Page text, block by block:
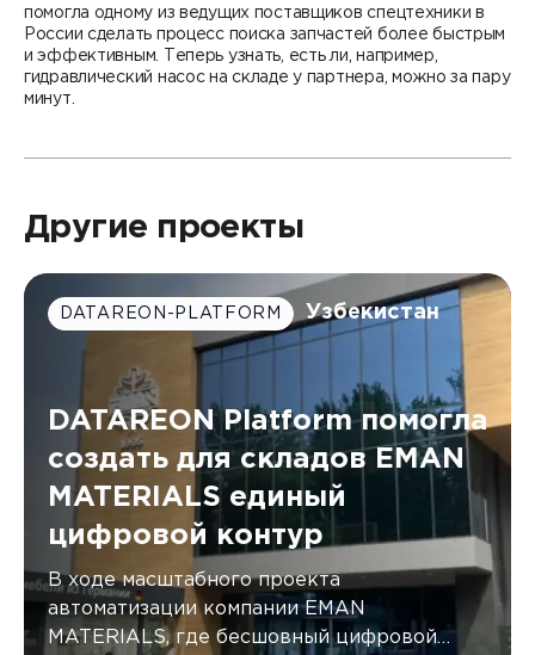
помогла одному из ведущих поставщиков спецтехники в
России сделать процесс поиска запчастей более быстрым
и эффективным. Теперь узнать, есть ли, например,
гидравлический насос на складе у партнера, можно за пару
минут.
Другие проекты
DATAREON-PLATFORM Узбекистан
DATAREON Platform помогла
создать для складов EMAN
MATERIALS единый
цифровой контур
В ходе масштабного проекта
автоматизации компании EMAN
MATERIALS, где бесшовный цифровой